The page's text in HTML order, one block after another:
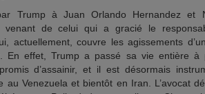
Trump à Juan Orlando Hernandez et
venant de celui qui a gracié le
actuellement, couvre les agissements
En effet, Trump a passé sa vie entière à
d’assainir, et il est désormais
au Venezuela et bientôt en Iran. L’avocat